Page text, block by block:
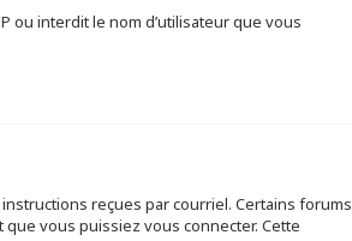
ou interdit le nom d’utilisateur que vous
reçues par courriel. Certains forums
vous puissiez vous connecter. Cette